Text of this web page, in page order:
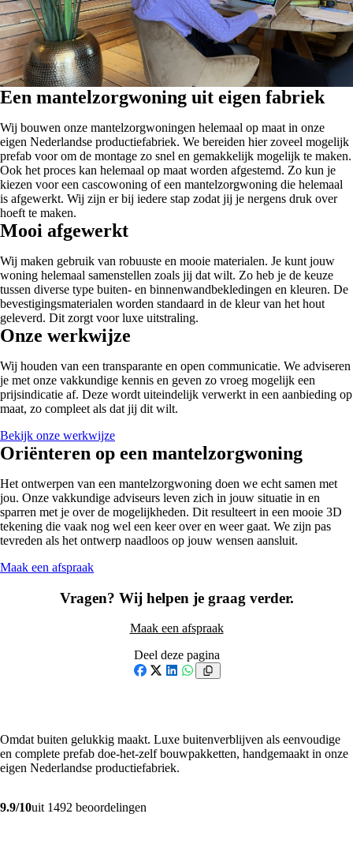
Een mantelzorgwoning uit eigen fabriek
Wij bouwen onze mantelzorgwoningen helemaal op maat in onze
eigen Nederlandse productiefabriek. We bereiden hier zoveel mogelijk
prefab voor om de montage zo snel en gemakkelijk mogelijk te maken.
Ook het proces kan helemaal op maat worden afgestemd. Zo kun je
kiezen voor een cascowoning of een mantelzorgwoning die helemaal
is afgewerkt. Wij zijn er bij iedere stap zodat jij je nergens druk over
hoeft te maken.
Mooi afgewerkt
Wij maken gebruik van robuuste en mooie materialen. Je kunt jouw
woning helemaal samenstellen zoals jij dat wilt. Zo heb je de keuze
tussen diverse type buiten- en binnenwandbekledingen en kleuren. De
bevestigingsmaterialen worden standaard in de kleur van het hout
geleverd. Dit zorgt voor luxe uitstraling.
Onze werkwijze
Wij houden van een transparante en open communicatie. We adviseren
je met onze vakkundige kennis en geven zo vroeg mogelijk een
prijsindicatie af. Deze wordt uiteindelijk verwerkt in een aanbieding op
maat, zo compleet als dat jij dit wilt.
Bekijk onze werkwijze
Oriënteren op een mantelzorgwoning
Het ontwerpen van een mantelzorgwoning doen we echt samen met
jou. Onze vakkundige adviseurs leven zich in jouw situatie in en
sparren met je over de mogelijkheden. Dit resulteert in een mooie 3D
tekening die vaak nog wel een keer over en weer gaat. We zijn pas
tevreden als het ontwerp naadloos op jouw wensen aansluit.
Maak een afspraak
Vragen? Wij helpen je graag verder.
Maak een afspraak
Deel deze pagina
Omdat buiten gelukkig maakt. Luxe buitenverblijven als eenvoudige
en complete prefab doe-het-zelf bouwpakketten, handgemaakt in onze
eigen Nederlandse productiefabriek.
9.9/10uit 1492 beoordelingen